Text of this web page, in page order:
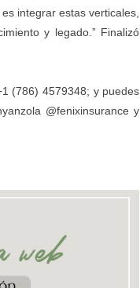
integrar estas verticales,
y legado.” Finalizó
(786) 4579348; y puedes
@fenixinsurance y